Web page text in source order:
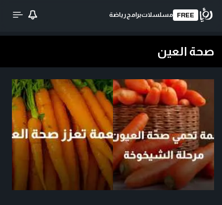
FREE مسلسلاتبرامج رياضة
صحة العين